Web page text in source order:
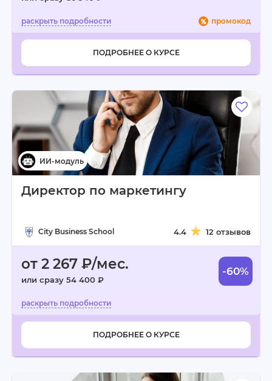
промокод
ПОДРОБНЕЕ О КУРСЕ
Директор по маркетингу
City Business School 4.4 12 отзывов
от 2 267 ₽/мес.
или сразу 54 400 ₽
-60%
ПОДРОБНЕЕ О КУРСЕ